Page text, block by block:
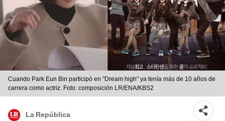
Cuando Park Eun Bin participó en "Dream high" ya tenía más de 10 años de
carrera como actriz. Foto: composición LR/ENA/KBS2
La República